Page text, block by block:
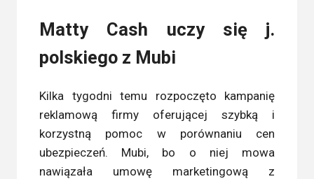
Matty Cash uczy się j.
polskiego z Mubi
Kilka tygodni temu rozpoczęto kampanię
reklamową firmy oferującej szybką i
korzystną pomoc w porównaniu cen
ubezpieczeń. Mubi, bo o niej mowa
nawiązała umowę marketingową z